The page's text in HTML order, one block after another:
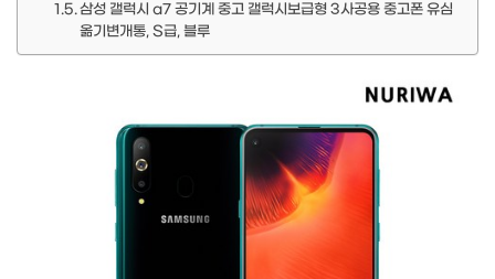
삼성 갤럭시 a7 공기계 중고 갤럭시보급형 3사공용 중고폰 유심
옮기변개통, S급, 블루